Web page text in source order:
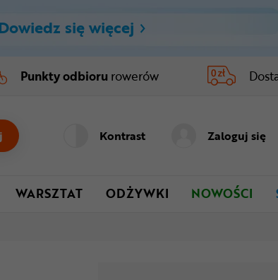
się więcej
Punkty odbioru rowerów
Kontrast Zaloguj się
WARSZTAT ODŻYWKI NOWOŚCI